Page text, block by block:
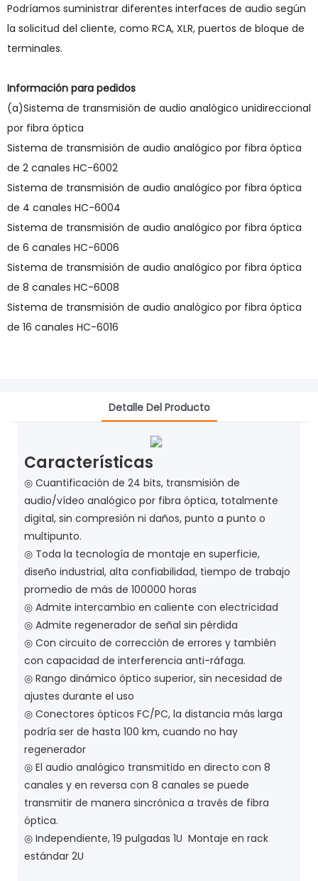
Podríamos suministrar diferentes interfaces de audio según
la solicitud del cliente, como RCA, XLR, puertos de bloque de
terminales.
Información para pedidos
(a)Sistema de transmisión de audio analógico unidireccional
por fibra óptica
Sistema de transmisión de audio analógico por fibra óptica
de 2 canales HC-6002
Sistema de transmisión de audio analógico por fibra óptica
de 4 canales HC-6004
Sistema de transmisión de audio analógico por fibra óptica
de 6 canales HC-6006
Sistema de transmisión de audio analógico por fibra óptica
de 8 canales HC-6008
Sistema de transmisión de audio analógico por fibra óptica
de 16 canales HC-6016
Detalle Del Producto
Características
◎ Cuantificación de 24 bits, transmisión de
audio/vídeo analógico por fibra óptica, totalmente
digital, sin compresión ni daños, punto a punto o
multipunto.
◎ Toda la tecnología de montaje en superficie,
diseño industrial, alta confiabilidad, tiempo de trabajo
promedio de más de 100000 horas
◎ Admite intercambio en caliente con electricidad
◎ Admite regenerador de señal sin pérdida
◎ Con circuito de corrección de errores y también
con capacidad de interferencia anti-ráfaga.
◎ Rango dinámico óptico superior, sin necesidad de
ajustes durante el uso
◎ Conectores ópticos FC/PC, la distancia más larga
podría ser de hasta 100 km, cuando no hay
regenerador
◎ El audio analógico transmitido en directo con 8
canales y en reversa con 8 canales se puede
transmitir de manera sincrónica a través de fibra
óptica.
◎ Independiente, 19 pulgadas 1U Montaje en rack
estándar 2U